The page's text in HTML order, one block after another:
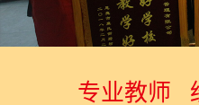
专业教师